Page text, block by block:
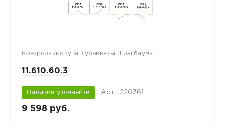
Контроль доступа Турникеты Шлагбаумы
11.610.60.3
Наличие уточняйте Арт.: 220361
9 598 руб.